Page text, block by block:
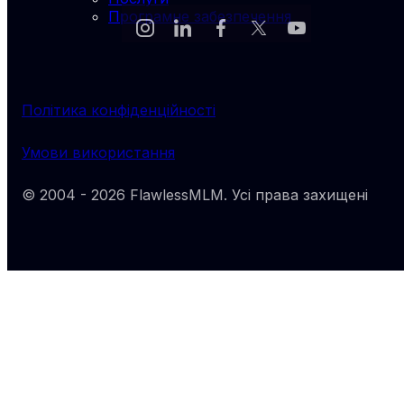
Програмне забезпечення
© 2004 - 2026 FlawlessMLM. Усі права захищені
Умови використання
Політика конфіденційності